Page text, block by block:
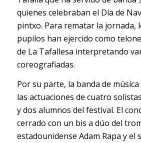
quienes celebraban el Día de
pintxo. Para rematar la jornada,
pupilos han ejercido como
de La Tafallesa interpretando
coreografiadas.
Por su parte, la banda de
las actuaciones de cuatro
y dos alumnos del festival. El
cerrado con un bis a dúo del
estadounidense Adam Rapa y el